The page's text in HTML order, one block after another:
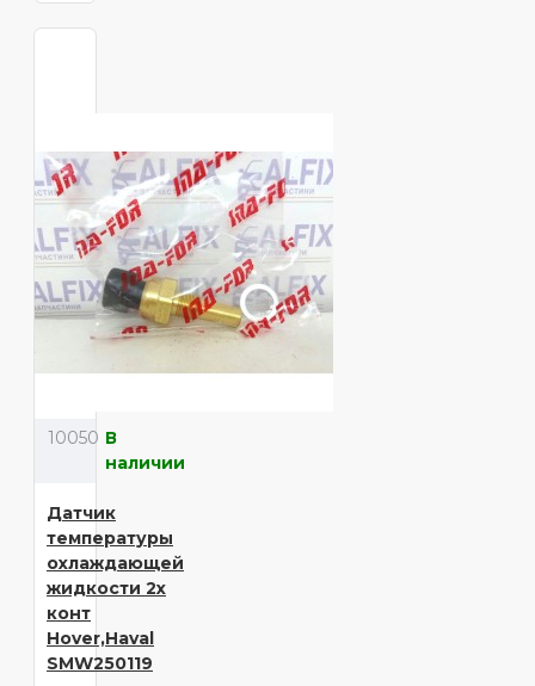
10050 В
наличии
Датчик
температуры
охлаждающей
жидкости 2х
конт
Hover,Haval
SMW250119